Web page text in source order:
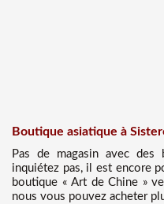
Boutique asiatique à
Pas de magasin avec
inquiétez pas, il est encore
boutique « Art de Chine »
nous vous pouvez acheter